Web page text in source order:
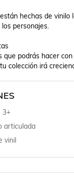
hechas de
personajes.
que podrás hacer
3+
articulada
vinil